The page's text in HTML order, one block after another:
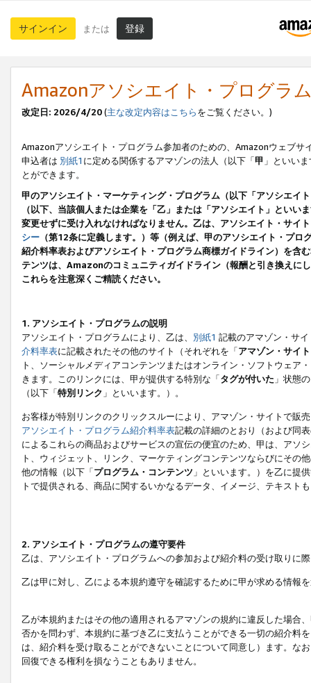
サインイン または 登録
Amazonアソシエイト・プログラ
改定日: 2026/4/20(主な改定内容はこちらをご覧ください。)
Amazonアソシエイト・プログラム参加者のための、Amazonウェブサ
申込者は 別紙1 に定める関係するアマゾンの法人（以下「甲 」といい
とができます。
甲のアソシエイト・マーケティング・プログラム（以下「アソシエイ
（以下、当該個人または企業を「乙」または「アソシエイト」とい
変更せずに受け入れなければなりません。乙は、アソシエイト・サイ
シー （第12条に定義します。）等（例えば、甲のアソシエイト・プ
紹介料率表およびアソシエイト・プログラム商標ガイドライン）を
テンツは、Amazonのコミュニティガイドライン（報酬と引き換えに
これらを注意深くご精読ください。
1. アソシエイト・プログラムの説明
アソシエイト・プログラムにより、乙は、 別紙1 記載のアマゾン・サ
介料率表に記載されたその他のサイト（それぞれを「アマゾン・サイト
ト、ソーシャルメディアコンテンツまたはオンライン・ソフトウェア
きます。このリンクには、甲が提供する特別な「タグが付いた 」状態
（以下「特別リンク 」といいます。）。
お客様が特別リンクのクリックスルーにより、アマゾン・サイトで販
アソシエイト・プログラム紹介料率表記載の詳細のとおり（および同
によるこれらの商品およびサービスの宣伝の便宜のため、甲は、アソ
ト、ウィジェット、リンク、マーケティングコンテンツならびにその
他の情報（以下「プログラム・コンテンツ 」といいます。）を乙に提
トで提供される、商品に関するいかなるデータ、イメージ、テキス
2. アソシエイト・プログラムの遵守要件
乙は、アソシエイト・プログラムへの参加および紹介料の受け取りに
乙は甲に対し、乙による本規約遵守を確認するために甲が求める情報
乙が本規約またはその他の適用されるアマゾンの規約に違反した場合
否かを問わず、本規約に基づき乙に支払うことができる一切の紹介料
は、紹介料を受け取ることができないことについて同意し）ます。な
回復できる権利を損なうこともありません。